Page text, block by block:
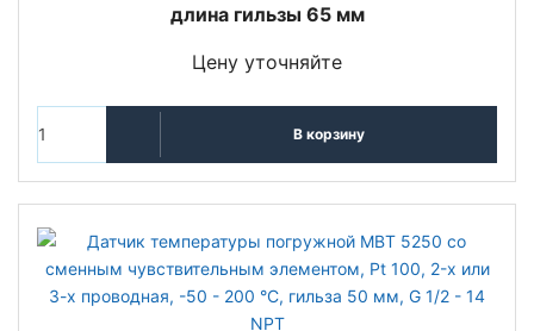
длина гильзы 65 мм
Цену уточняйте
В корзину